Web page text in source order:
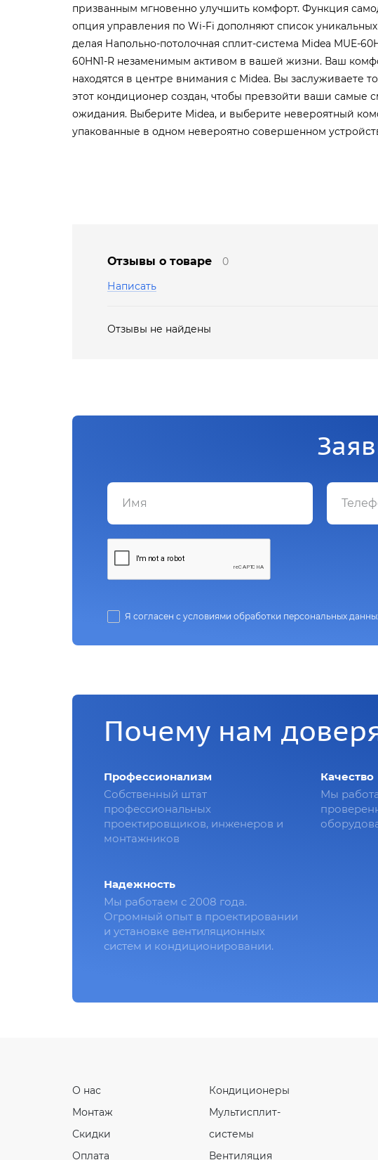
призванным мгновенно улучшить комфорт. Функция
опция управления по Wi-Fi дополняют список
делая Напольно-потолочная сплит-система Midea MUE-
60HN1-R незаменимым активом в вашей жизни. Ваш
находятся в центре внимания с Midea. Вы заслуживаете
этот кондиционер создан, чтобы превзойти ваши самые
ожидания. Выберите Midea, и выберите невероятный
упакованные в одном невероятно совершенном
Отзывы о товаре
0
Написать
Отзывы не найдены
Я согласен с условиями обработки персональных
Почему нам
Профессионализм
Собственный штат
профессиональных
проектировщиков, инженеров и
монтажников
Качество
Мы
Надежность
Мы работаем с 2008 года.
Огромный опыт в проектировании
и установке вентиляционных
систем и кондиционировании.
О нас
Монтаж
Скидки
Оплата
Кондиционеры
Мультисплит-
системы
Вентиляция